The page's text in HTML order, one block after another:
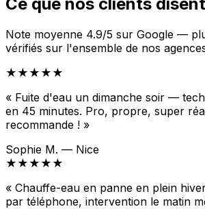
Note moyenne 4.9/5 sur Google —
vérifiés sur l'ensemble de nos
★★★★★
« Fuite d'eau un dimanche soir —
en 45 minutes. Pro, propre, super
recommande ! »
Sophie M. — Nice
★★★★★
« Chauffe-eau en panne en plein
par téléphone, intervention le matin